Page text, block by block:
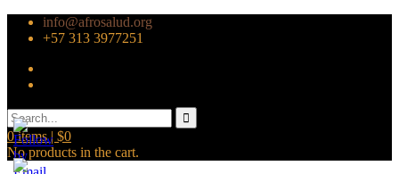
info@afrosalud.org
+57 313 3977251
0items | $0
No products in the cart.